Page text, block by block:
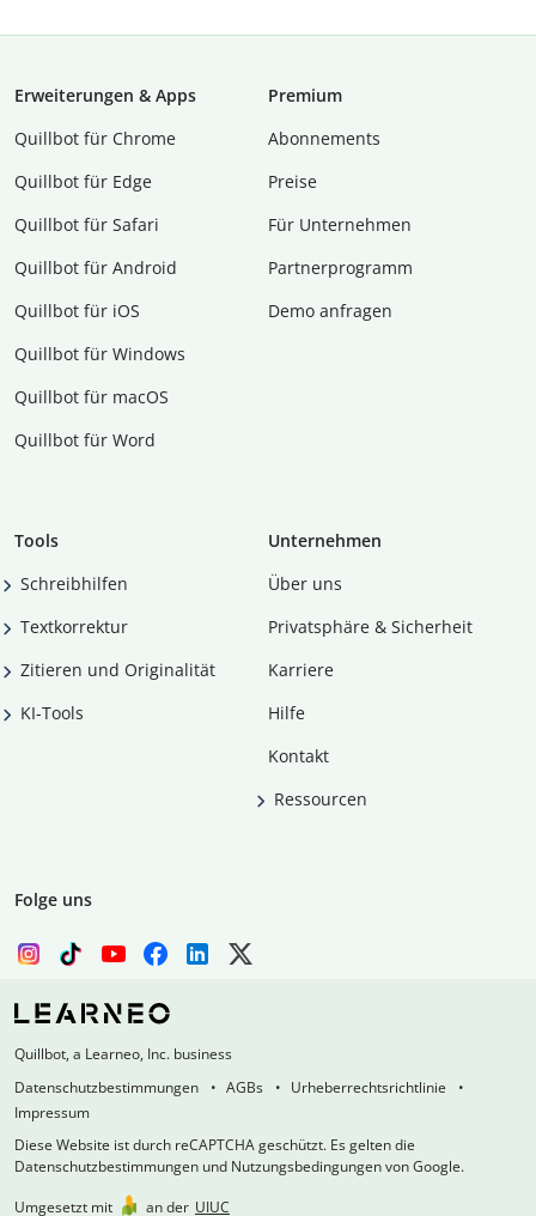
Erweiterungen & Apps
Quillbot für Chrome
Quillbot für Edge
Quillbot für Safari
Quillbot für Android
Quillbot für iOS
Quillbot für Windows
Quillbot für macOS
Quillbot für Word
Premium
Abon­ne­ments
Preise
Für Unternehmen
Partnerprogramm
Demo anfragen
Tools
Schreibhilfen
Textkorrektur
Zitieren und Originalität
KI-Tools
Unternehmen
Über uns
Privatsphäre & Sicherheit
Karriere
Hilfe
Kontakt
Ressourcen
Folge uns
Quillbot, a Learneo, Inc. business
Datenschutzbestimmungen
AGBs
Urheberrechtsrichtlinie
Impressum
Diese Website ist durch reCAPTCHA geschützt. Es gelten die
Datenschutzbestimmungen und Nutzungsbedingungen von Google.
Umgesetzt mit
an der UIUC